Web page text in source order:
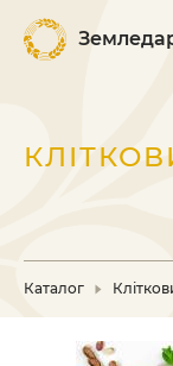
Каталог